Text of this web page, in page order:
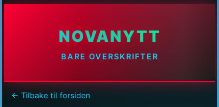
NOVANYTT
BARE OVERSKRIFTER
← Tilbake til forsiden